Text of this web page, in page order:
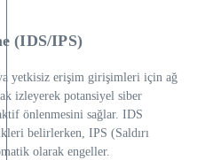
(IDS/IPS)
yetkisiz erişim girişimleri için ağ
izleyerek potansiyel siber
önlenmesini sağlar. IDS
belirlerken, IPS (Saldırı
olarak engeller.